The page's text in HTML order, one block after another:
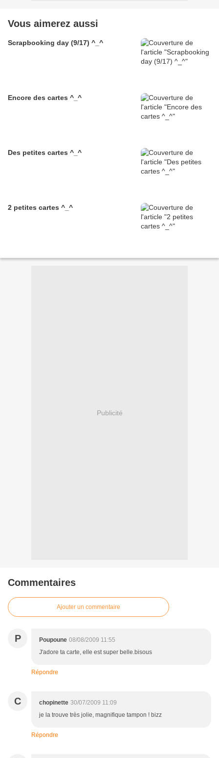
Vous aimerez aussi
Scrapbooking day (9/17) ^_^
Encore des cartes ^_^
Des petites cartes ^_^
2 petites cartes ^_^
Publicité
Commentaires
Ajouter un commentaire
P Poupoune 08/08/2009 11:55
J'adore ta carte, elle est super belle.bisous
Répondre
C chopinette 30/07/2009 11:09
je la trouve très jolie, magnifique tampon ! bizz
Répondre